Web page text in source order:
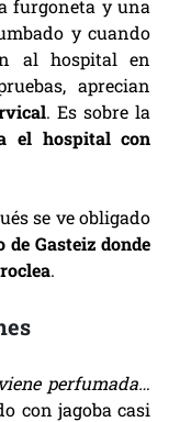
furgoneta y una
y cuando
al hospital en
aprecian
. Es sobre la
el hospital con
se ve obligado
Gasteiz donde
.
perfumada…
con jagoba casi